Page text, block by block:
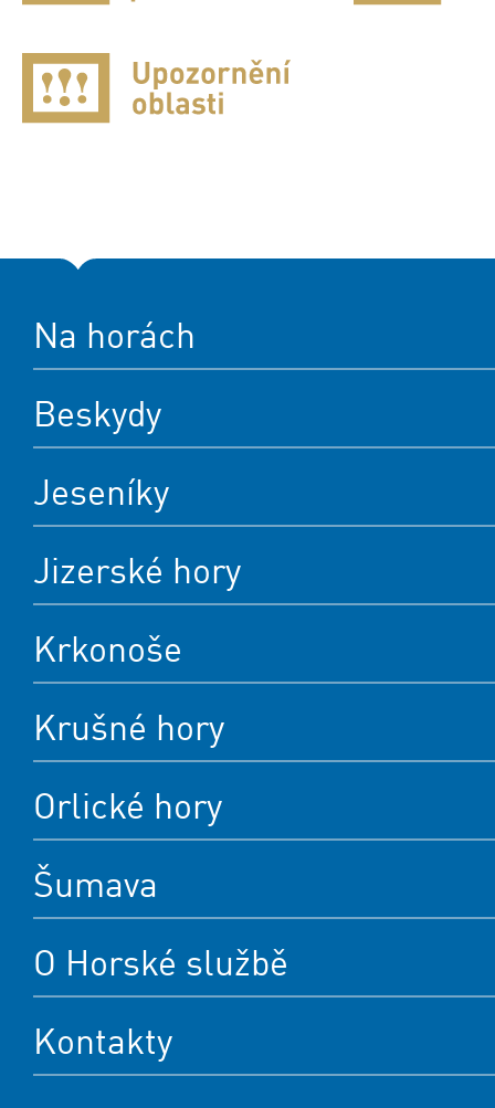
Na horách
Beskydy
Jeseníky
Jizerské hory
Krkonoše
Krušné hory
Orlické hory
Šumava
O Horské službě
Kontakty